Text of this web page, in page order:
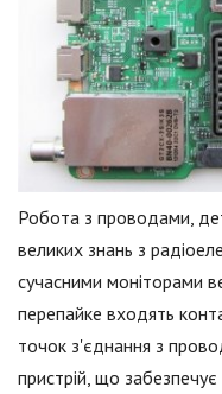
Робота з проводами,
великих знань з
сучасними моніторами
перепайке входять
точок з'єднання з
пристрій, що забезпечує